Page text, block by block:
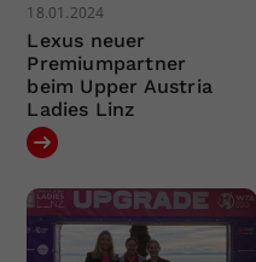
18.01.2024
Lexus neuer
Premiumpartner
beim Upper Austria
Ladies Linz